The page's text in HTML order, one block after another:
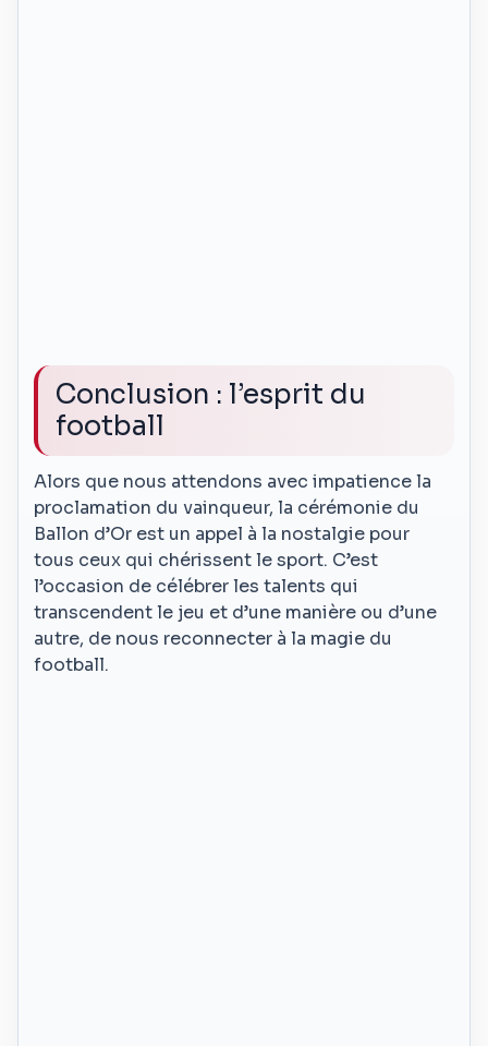
Conclusion : l’esprit du
football
Alors que nous attendons avec impatience la
proclamation du vainqueur, la cérémonie du
Ballon d’Or est un appel à la nostalgie pour
tous ceux qui chérissent le sport. C’est
l’occasion de célébrer les talents qui
transcendent le jeu et d’une manière ou d’une
autre, de nous reconnecter à la magie du
football.